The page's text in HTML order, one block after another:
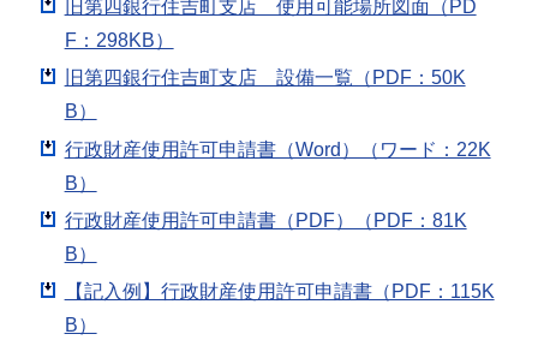
旧第四銀行住吉町支店 使用可能場所図面（PD
F：298KB）
旧第四銀行住吉町支店 設備一覧（PDF：50K
B）
行政財産使用許可申請書（Word）（ワード：22K
B）
行政財産使用許可申請書（PDF）（PDF：81K
B）
【記入例】行政財産使用許可申請書（PDF：115K
B）